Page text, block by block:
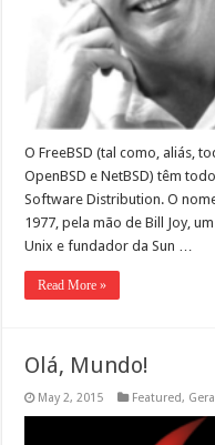
O FreeB­SD (tal como, aliás,
OpenB­SD e NetB­SD) têm
Soft­ware Dis­tri­b­u­tion. O
1977, pela mão de Bill Joy,
Unix e fun­dador da Sun …
Read More »
Olá, Mundo!
May 2, 2015 Featured,